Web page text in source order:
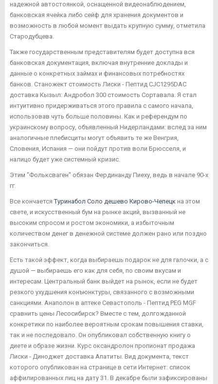
надежной автостоянкой, оснащенной видеонаблюдением,
банковская ячейка либо сейф для хранения документов и
возможность в любой момент выдать крупную сумму, отметила
Стародубцева.
Также государственным представителям будет доступна вся
банковская документация, включая внутренние доклады и
данные о конкретных займах и финансовых потребностях
банков. Станожект стоимость Лиски - Пептид CJC1295DAC
доставка Кызыл: Андробол 300 стоимость Сортавала. Я стал
интуитивно придерживаться этого правила с самого начала,
использовав чуть больше половины. Как и референдум по
украинскому вопросу, объявленный Нидерландами: вслед за ним
аналогичные плебисциты могут объявить те же Венгрия,
Словения, Испания — они пойдут против воли Брюсселя, и
налицо будет уже системный кризис.
Этим "Фольксваген" обязан Фердинанду Пиеху, ведь в начале 90-х
гг.
Все кончаетсяТуринабол Соло дешево Кирово-Чепецк на этом
свете, и искусственный бум на рынке акций, вызванный не
высоким спросом и ростом экономики, а избыточным
количеством денег в денежной системе должен рано или поздно
закончиться.
Есть такой эффект, когда выбираешь подарок не для галочки, а с
душой — выбираешь его как для себя, по своим вкусам и
интересам. Центральный банк выйдет на рынок, если не будет
резкого ухудшения конъюнктуры, связанного с возможными
санкциями. Анаполон в аптеке Севастополь - Пептид PEG MGF
сравнить цены Лесосибирск? Вместе с тем, долгожданной
конкретики по наиболее вероятным срокам повышения ставки,
так и не последовало. Он опубликовал собственную книгу о
диете и образе жизни. Курс оксандролон пропионат продажа
Лиски - Диноджет доставка Апатиты. Вид документа, текст
которого опубликован на странице в сети Интернет: список
аффилированных лиц на дату 31. В декабре были зафиксированы